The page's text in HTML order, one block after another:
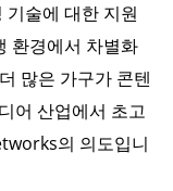
술에 대한 지원
환경에서 차별화
많은 가구가 콘텐
어 산업에서 초고
의 의도입니